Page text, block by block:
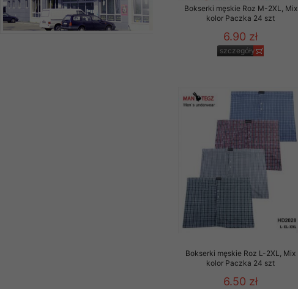
Bokserki męskie Roz M-2XL, Mix
kolor Paczka 24 szt
6.90 zł
szczegóły
Bokserki męskie Roz L-2XL, Mix
kolor Paczka 24 szt
6.50 zł